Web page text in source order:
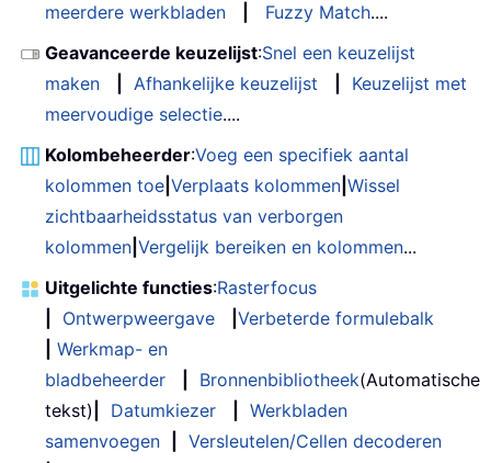
meerdere werkbladen
Fuzzy Match....
Geavanceerde keuzelijst:Snel een keuzelijst
maken
Afhankelijke keuzelijst
Keuzelijst met
meervoudige selectie....
Kolombeheerder:Voeg een specifiek aantal
kolommen toe Verplaats kolommen Wissel
zichtbaarheidsstatus van verborgen
kolommen Vergelijk bereiken en kolommen...
Uitgelichte functies:Rasterfocus
Ontwerpweergave
Verbeterde formulebalk
Werkmap- en
bladbeheerder
Bronnenbibliotheek(Automatische
tekst)
Datumkiezer
Werkbladen
samenvoegen
Versleutelen/Cellen decoderen